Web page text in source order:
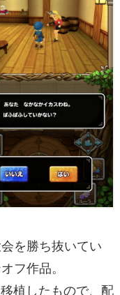
を勝ち抜いてい
フ作品。
植したもので、配